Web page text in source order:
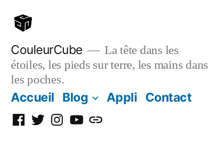
contenu
CouleurCube
La tête dans les
étoiles, les pieds sur terre, les mains dans
les poches.
Accueil Blog Appli Contact
Facebook
TwitterInstagram
YouTubeSimplybook